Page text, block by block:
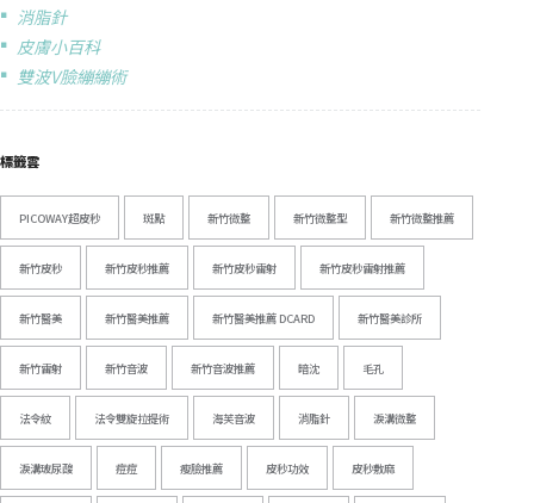
消脂針
皮膚小百科
雙波V臉繃繃術
標籤雲
PICOWAY超皮秒 斑點 新竹微整 新竹微整型 新竹微整推薦
新竹皮秒 新竹皮秒推薦 新竹皮秒雷射 新竹皮秒雷射推薦
新竹醫美 新竹醫美推薦 新竹醫美推薦 DCARD 新竹醫美診所
新竹雷射 新竹音波 新竹音波推薦 暗沈 毛孔
法令紋 法令雙旋拉提術 海芙音波 消脂針 淚溝微整
淚溝玻尿酸 痘痘 瘦臉推薦 皮秒功效 皮秒敷麻